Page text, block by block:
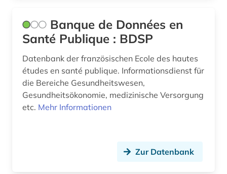
pflege (2)
pflegebedürftigkeit (1)
pflegeberatung (1)
pflegewissenschaft (2)
Banque de Données en
Santé Publique : BDSP
Datenbank der französischen Ecole des hautes
études en santé publique. Informationsdienst für
die Bereiche Gesundheitswesen,
Gesundheitsökonomie, medizinische Versorgung
etc. Mehr Informationen
Zur Datenbank